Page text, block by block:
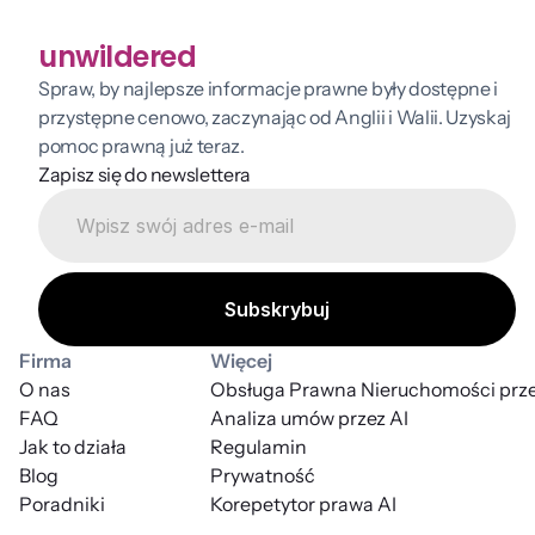
unwildered
Spraw, by najlepsze informacje prawne były dostępne i
przystępne cenowo, zaczynając od Anglii i Walii. Uzyskaj
pomoc prawną już teraz.
Zapisz się do newslettera
Firma
O nas
FAQ
Jak to działa
Blog
Poradniki
Więcej
Regulamin
Analiza umów przez AI
Korepetytor prawa AI
Prywatność
Obsługa Prawna Nieruchomości